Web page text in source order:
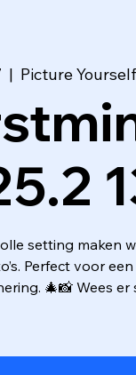
  |
Picture
setting maken
Perfect voor
🎄📸 Wees